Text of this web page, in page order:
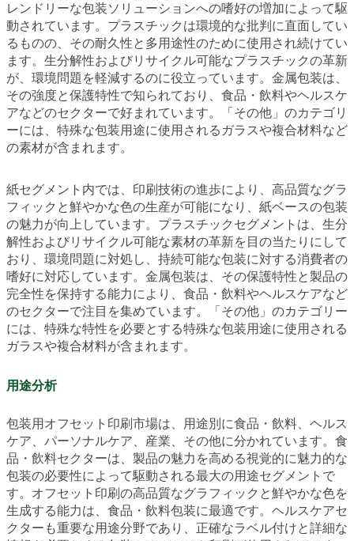
レンドリーな包装ソリューションへの嗜好の増加によって駆
動されています。プラスチックは環境的な批判に直面してい
るものの、その耐久性と多用途性のために使用され続けてい
ます。生分解性およびリサイクル可能なプラスチックの革新
が、環境問題を軽減するのに役立っています。金属包装は、
その強度と保護特性で知られており、食品・飲料やヘルスケ
アなどのセクターで好まれています。「その他」のカテゴリ
ーには、特殊な包装用途に使用されるガラスや複合材料など
の素材が含まれます。
紙セグメント内では、印刷技術の進歩により、高品質なグラ
フィックと鮮やかな色の生産が可能になり、紙ベースの包装
の魅力が向上しています。プラスチックセグメントは、生分
解性およびリサイクル可能な素材の革新を目の当たりにして
おり、環境問題に対処し、持続可能な包装に対する消費者の
嗜好に対応しています。金属包装は、その保護特性と製品の
完全性を保持する能力により、食品・飲料やヘルスケアなど
のセクターで注目を集めています。「その他」のカテゴリー
には、特殊な特性を必要とする特殊な包装用途に使用される
ガラスや複合材料が含まれます。
用途分析
包装用オフセット印刷市場は、用途別に食品・飲料、ヘルス
ケア、パーソナルケア、産業、その他に分かれています。食
品・飲料セクターは、製品の魅力を高める視覚的に魅力的な
包装の必要性によって駆動される最大の用途セグメントで
す。オフセット印刷の高品質なグラフィックと鮮やかな色を
生成する能力は、食品・飲料包装に最適です。ヘルスケアセ
クターも重要な用途分野であり、正確なラベル付けと詳細な